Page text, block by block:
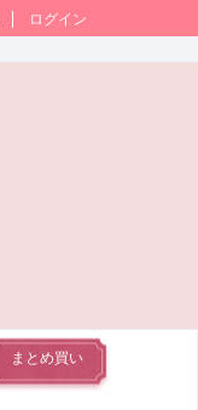
ログイン
まとめ買い